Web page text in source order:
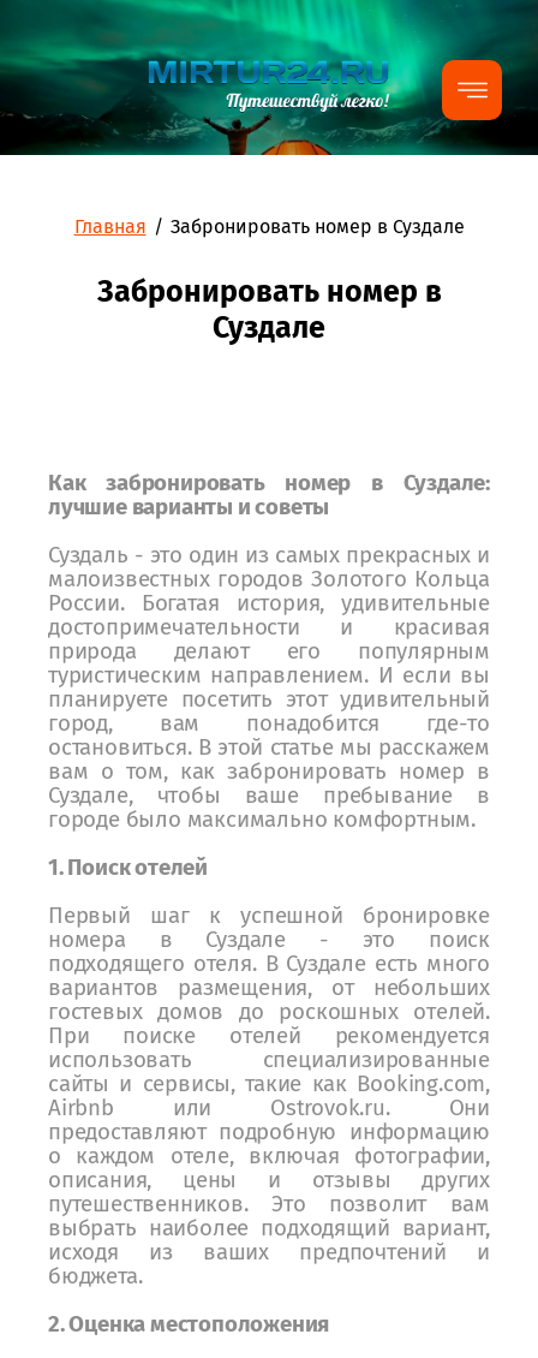
Главная / Забронировать номер в Суздале
Забронировать номер в
Суздале
Как забронировать номер в Суздале:
лучшие варианты и советы
Суздаль - это один из самых прекрасных и
малоизвестных городов Золотого Кольца
России. Богатая история, удивительные
достопримечательности и красивая
природа делают его популярным
туристическим направлением. И если вы
планируете посетить этот удивительный
город, вам понадобится где-то
остановиться. В этой статье мы расскажем
вам о том, как забронировать номер в
Суздале, чтобы ваше пребывание в
городе было максимально комфортным.
1. Поиск отелей
Первый шаг к успешной бронировке
номера в Суздале - это поиск
подходящего отеля. В Суздале есть много
вариантов размещения, от небольших
гостевых домов до роскошных отелей.
При поиске отелей рекомендуется
использовать специализированные
сайты и сервисы, такие как Booking.com,
Airbnb или Ostrovok.ru. Они
предоставляют подробную информацию
о каждом отеле, включая фотографии,
описания, цены и отзывы других
путешественников. Это позволит вам
выбрать наиболее подходящий вариант,
исходя из ваших предпочтений и
бюджета.
2. Оценка местоположения